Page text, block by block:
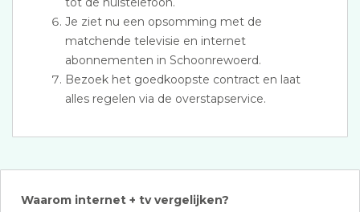
Je ziet nu een opsomming met de
matchende televisie en internet
abonnementen in Schoonrewoerd.
Bezoek het goedkoopste contract en laat
alles regelen via de overstapservice.
Waarom internet + tv vergelijken?